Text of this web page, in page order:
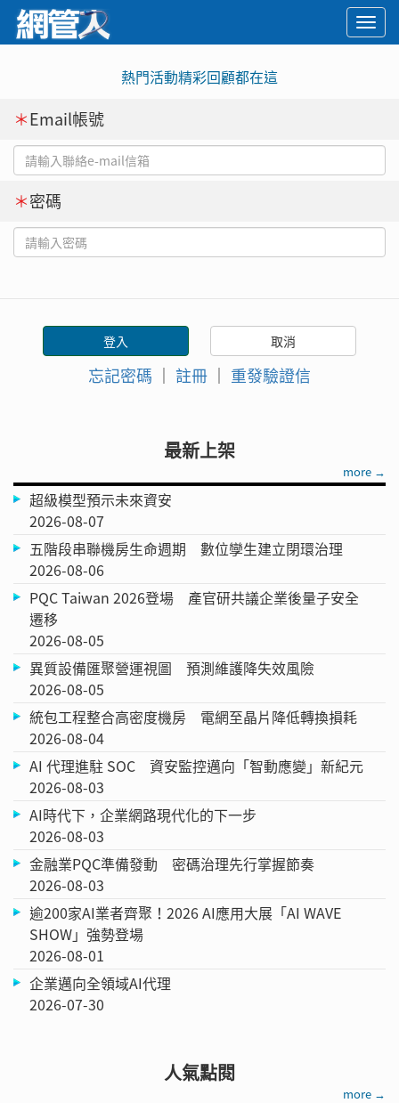
熱門活動精彩回顧都在這
＊Email帳號
＊密碼
忘記密碼 ｜ 註冊 ｜ 重發驗證信
最新上架
more →
超級模型預示未來資安
2026-08-07
五階段串聯機房生命週期 數位孿生建立閉環治理
2026-08-06
PQC Taiwan 2026登場 產官研共議企業後量子安全
遷移
2026-08-05
異質設備匯聚營運視圖 預測維護降失效風險
2026-08-05
統包工程整合高密度機房 電網至晶片降低轉換損耗
2026-08-04
AI 代理進駐 SOC 資安監控邁向「智動應變」新紀元
2026-08-03
AI時代下，企業網路現代化的下一步
2026-08-03
金融業PQC準備發動 密碼治理先行掌握節奏
2026-08-03
逾200家AI業者齊聚！2026 AI應用大展「AI WAVE
SHOW」強勢登場
2026-08-01
企業邁向全領域AI代理
2026-07-30
人氣點閱
more →